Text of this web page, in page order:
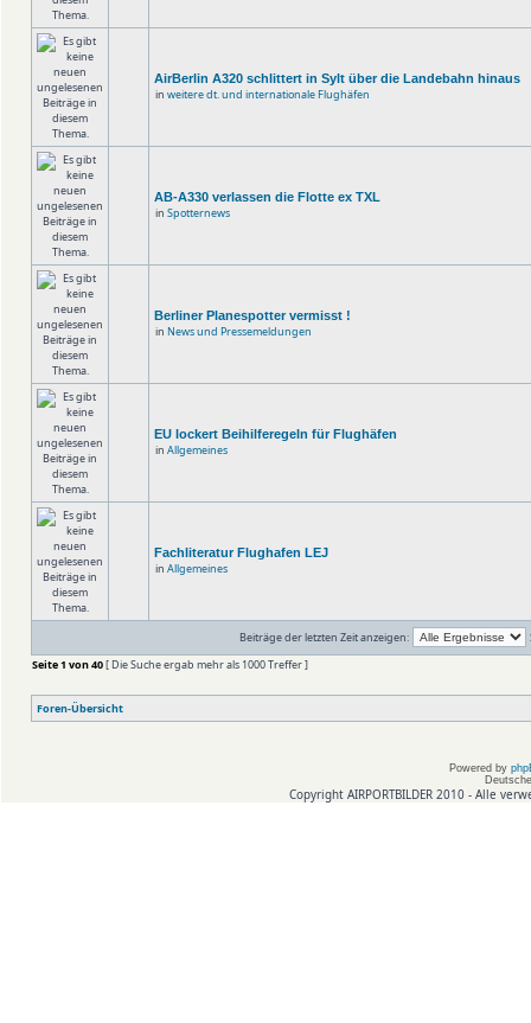
AirBerlin A320 schlittert in Sylt über die Landebahn hinaus
in weitere dt. und internationale Flughäfen
AB-A330 verlassen die Flotte ex TXL
in Spotternews
Berliner Planespotter vermisst !
in News und Pressemeldungen
EU lockert Beihilferegeln für Flughäfen
in Allgemeines
Fachliteratur Flughafen LEJ
in Allgemeines
Beiträge der letzten Zeit anzeigen:
Seite1 von40[ Die Suche ergab mehr als 1000 Treffer ]
Foren-Übersicht
Powered by
Copyright AIRPORTBILDER 2010 - Alle